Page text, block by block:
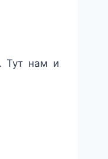
Тут нам и